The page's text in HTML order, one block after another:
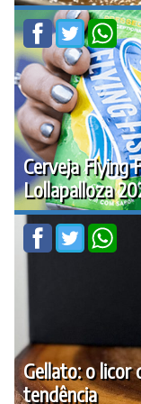
Cerveja Flying
Lollapalloza
Gellato: o licor
tendência